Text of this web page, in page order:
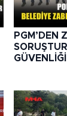
PGM’DEN
GÜVENLİĞİ